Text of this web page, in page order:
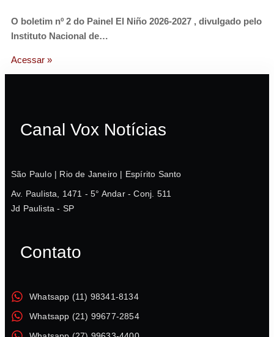
O boletim nº 2 do Painel El Niño 2026-2027 , divulgado pelo
Instituto Nacional de…
Acessar »
Canal Vox Notícias
São Paulo | Rio de Janeiro | Espírito Santo
Av. Paulista, 1471 - 5° Andar - Conj. 511
Jd Paulista - SP
Contato
Whatsapp (11) 98341-8134
Whatsapp (21) 99677-2854